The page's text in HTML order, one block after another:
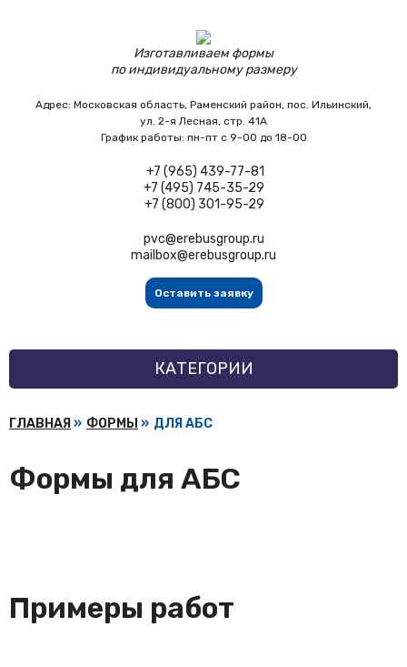
Изготавливаем формы
по индивидуальному размеру
Адрес: Московская область, Раменский район, пос. Ильинский,
ул. 2-я Лесная, стр. 41А
График работы: пн-пт с 9-00 до 18-00
+7 (965) 439-77-81
+7 (495) 745-35-29
+7 (800) 301-95-29
pvc@erebusgroup.ru
mailbox@erebusgroup.ru
Оставить заявку
КАТЕГОРИИ
ГЛАВНАЯ » ФОРМЫ » ДЛЯ АБС
Формы для АБС
Примеры работ